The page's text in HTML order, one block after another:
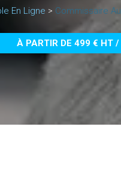
En Ligne > Commissaire
À PARTIR DE 499 € HT